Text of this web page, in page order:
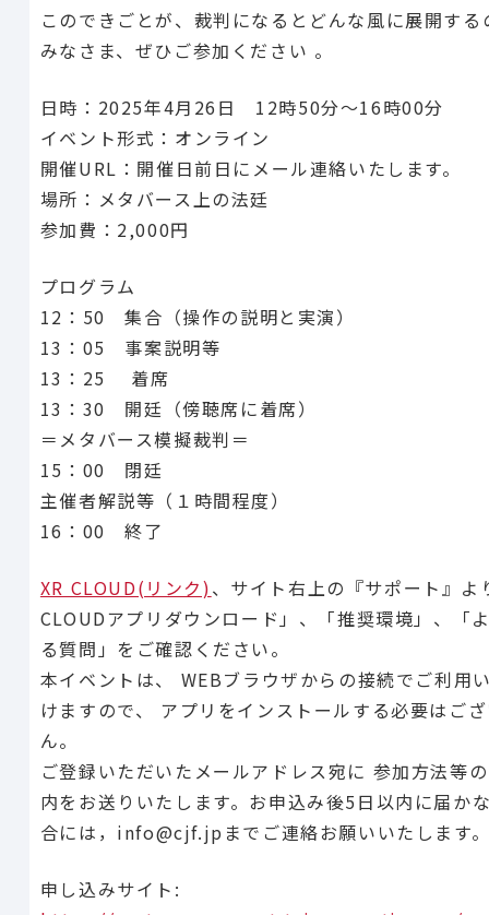
このできごとが、裁判になるとどんな風に展開する
みなさま、ぜひご参加ください 。
日時：2025年4月26日 12時50分〜16時00分
イベント形式：オンライン
開催URL：開催日前日にメール連絡いたします。
場所：メタバース上の法廷
参加費：2,000円
プログラム
12：50 集合（操作の説明と実演）
13：05 事案説明等
13：25 着席
13：30 開廷（傍聴席に着席）
＝メタバース模擬裁判＝
15：00 閉廷
主催者解説等（１時間程度）
16：00 終了
XR CLOUD(リンク)、サイト右上の『サポート』よ
CLOUDアプリダウンロード」、「推奨環境」、「
る質問」をご確認ください。
本イベントは、 WEBブラウザからの接続でご利用
けますので、 アプリをインストールする必要はご
ん。
ご登録いただいたメールアドレス宛に 参加方法等
内をお送りいたします。お申込み後5日以内に届か
合には，info@cjf.jpまでご連絡お願いいたします
申し込みサイト: